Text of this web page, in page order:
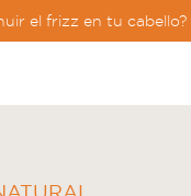
el frizz en tu cabello?